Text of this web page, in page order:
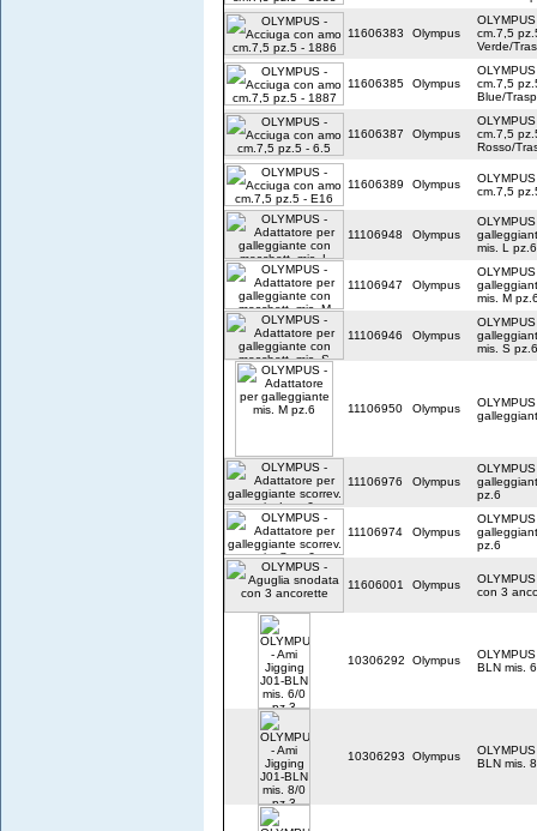
11606383 Olympus
cm.7,5
Verde/
11606385 Olympus
cm.7,5
Blue/
11606387 Olympus
cm.7,5
Rosso/
11606389 Olympus
cm.7,5
11106948 Olympus
mis. L pz.6
11106947 Olympus
mis. M
11106946 Olympus
mis. S pz.6
11106950 Olympus
11106976 Olympus
pz.6
11106974 Olympus
pz.6
11606001 Olympus
con 3
10306292 Olympus
BLN mis.
10306293 Olympus
BLN mis.